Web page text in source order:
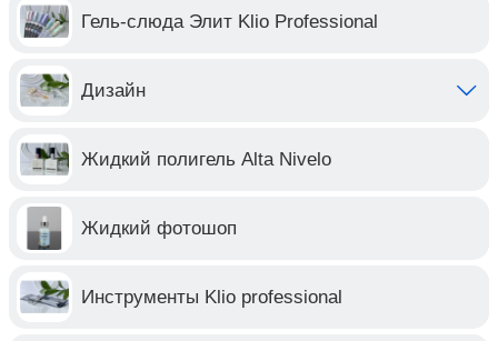
Гель-слюда Элит Klio Professional
Дизайн
Жидкий полигель Alta Nivelo
Жидкий фотошоп
Инструменты Klio professional